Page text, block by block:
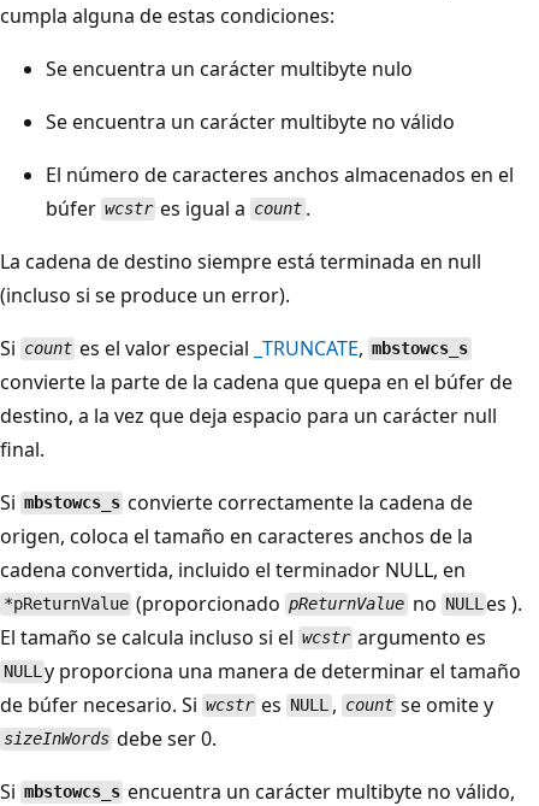
cumpla alguna de estas condiciones:
Se encuentra un carácter multibyte nulo
Se encuentra un carácter multibyte no válido
El número de caracteres anchos almacenados en el
búfer wcstr es igual a count.
La cadena de destino siempre está terminada en null
(incluso si se produce un error).
Si count es el valor especial _TRUNCATE, mbstowcs_s
convierte la parte de la cadena que quepa en el búfer de
destino, a la vez que deja espacio para un carácter null
final.
Si mbstowcs_s convierte correctamente la cadena de
origen, coloca el tamaño en caracteres anchos de la
cadena convertida, incluido el terminador NULL, en
*pReturnValue (proporcionado pReturnValue no NULLes ).
El tamaño se calcula incluso si el wcstr argumento es
NULLy proporciona una manera de determinar el tamaño
de búfer necesario. Si wcstr es NULL, count se omite y
sizeInWords debe ser 0.
Si mbstowcs_s encuentra un carácter multibyte no válido,